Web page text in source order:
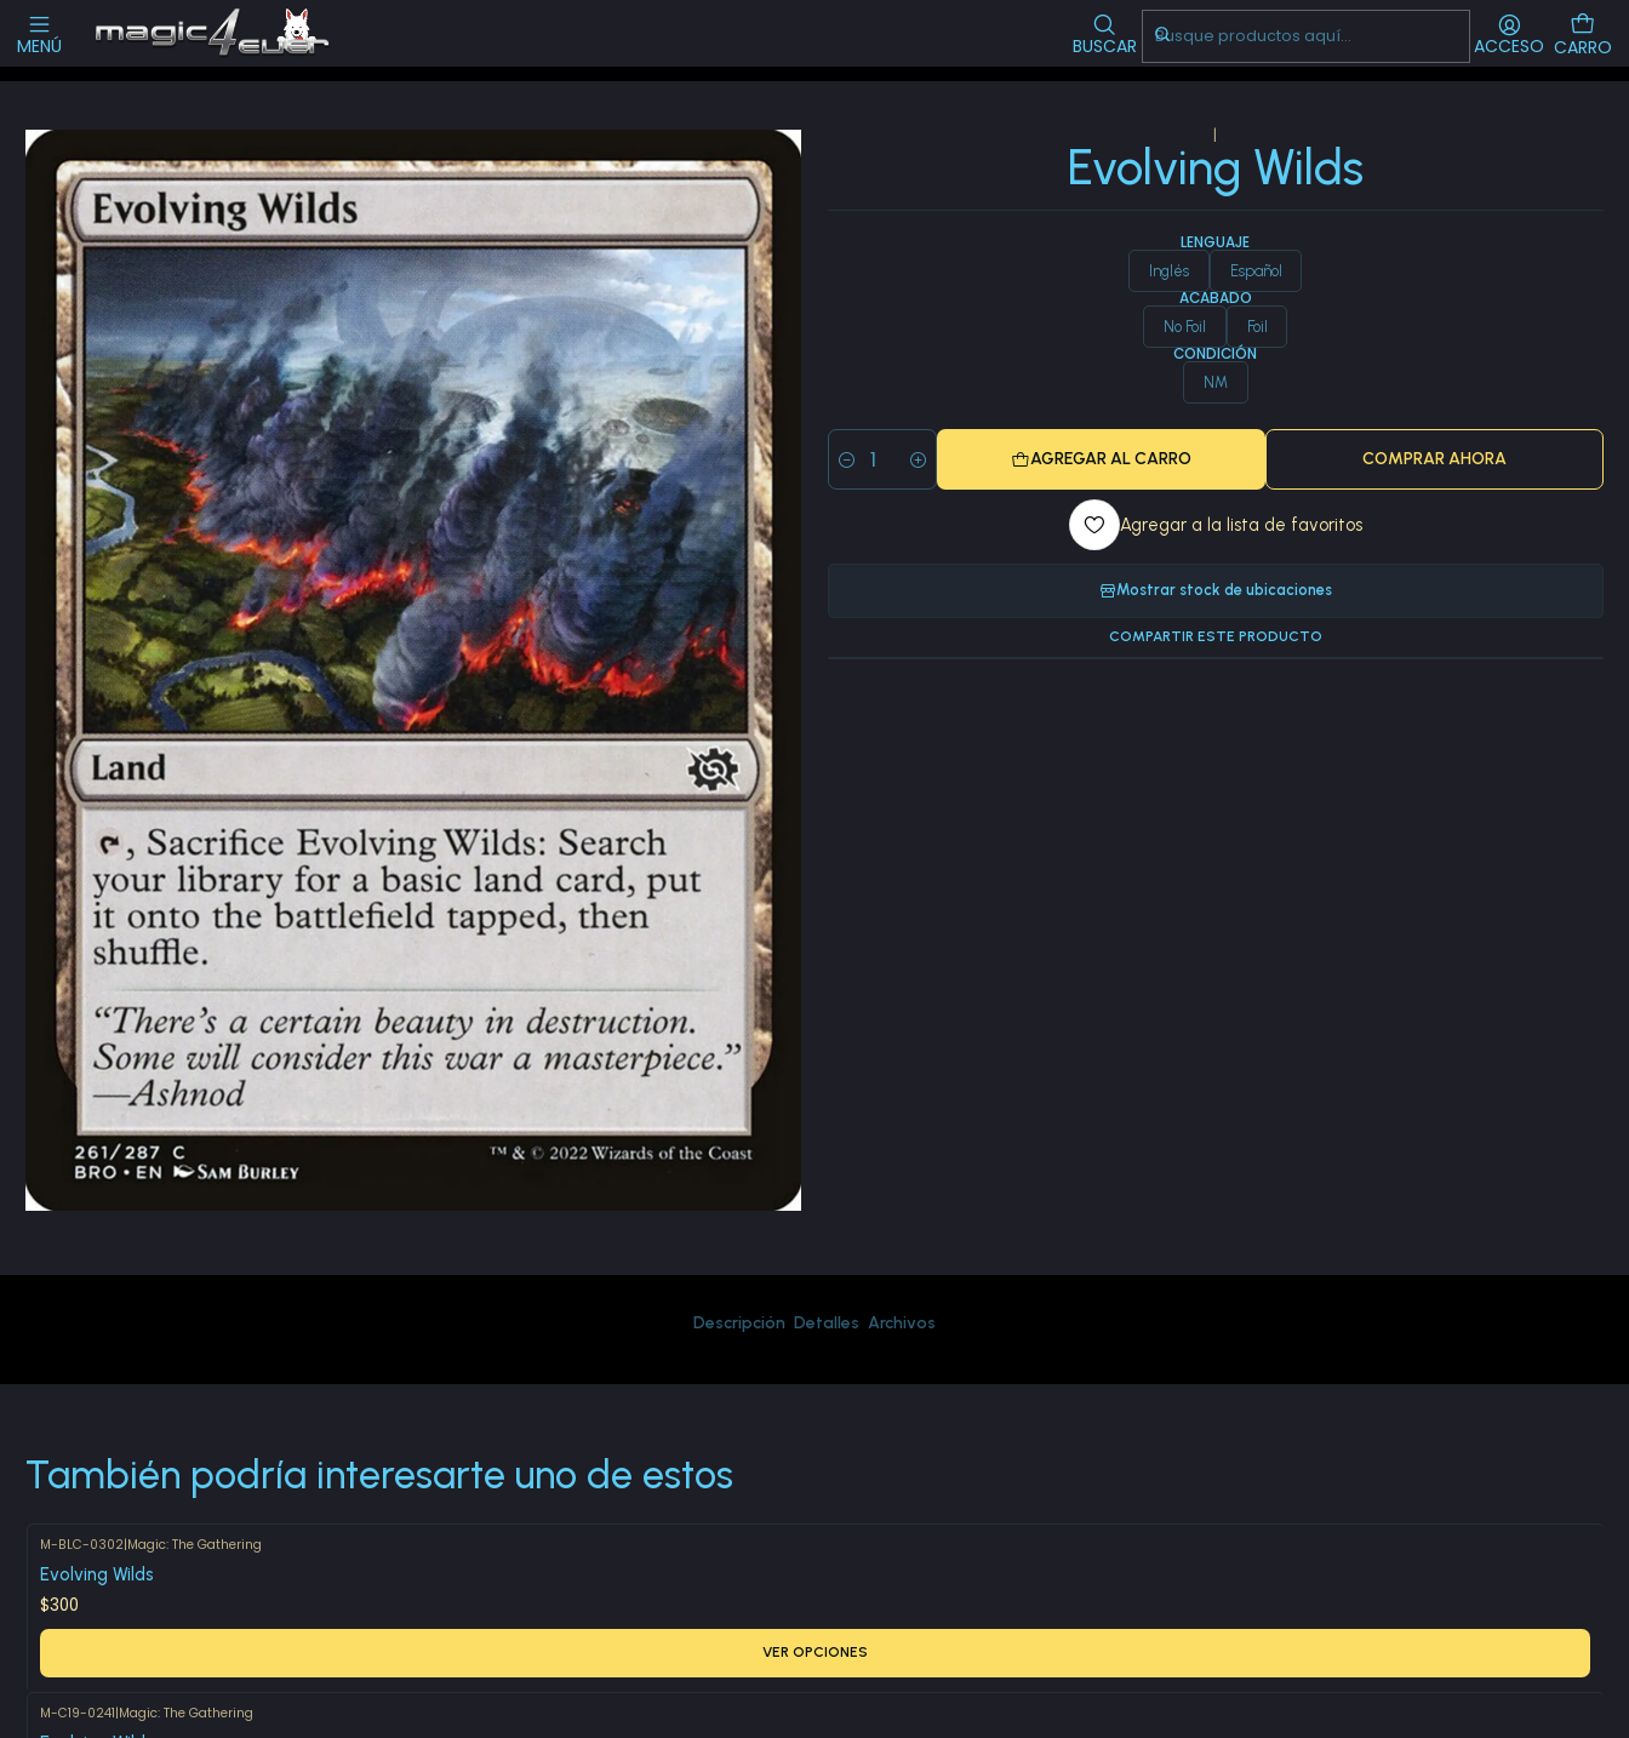
MENÚ BUSCAR ACCESO CARRO
Visítanos!--> CL
Inicio Cartas Sueltas Magic Pioneer
|
Evolving Wilds
LENGUAJE
Inglés Español
ACABADO
No Foil Foil
CONDICIÓN
NM
Cantidad
AGREGAR AL CARRO COMPRAR AHORA
Agregar a la lista de favoritos
Mostrar stock de ubicaciones
COMPARTIR ESTE PRODUCTO
Descripción Detalles Archivos
También podría interesarte uno de estos
M-BLC-0302|Magic: The Gathering
Evolving Wilds
$300
VER OPCIONES
M-C19-0241|Magic: The Gathering